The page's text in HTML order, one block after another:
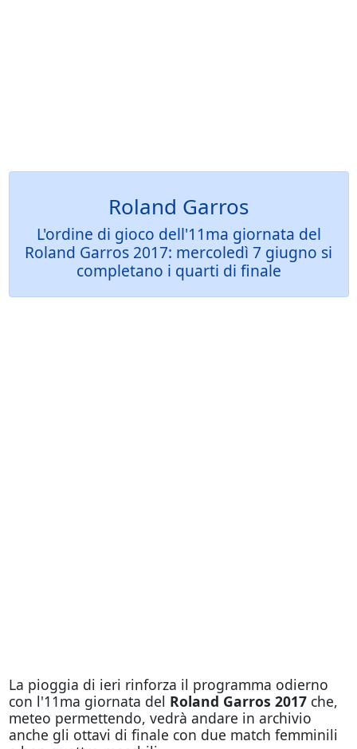
Roland Garros
L'ordine di gioco dell'11ma giornata del
Roland Garros 2017: mercoledì 7 giugno si
completano i quarti di finale
La pioggia di ieri rinforza il programma odierno
con l'11ma giornata del Roland Garros 2017che,
meteo permettendo, vedrà andare in archivio
anche gli ottavi di finale con due match femminili